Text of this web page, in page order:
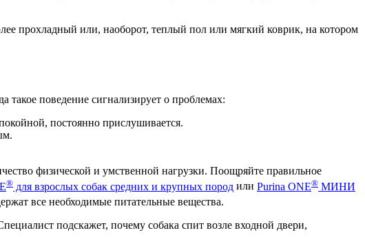
прохладный или, наоборот, теплый пол или мягкий коврик, на котором
такое поведение сигнализирует о проблемах:
постоянно прислушивается.
физической и умственной нагрузки. Поощряйте правильное
® для взрослых собак средних и крупных пород или Purina ONE® МИНИ
все необходимые питательные вещества.
подскажет, почему собака спит возле входной двери,